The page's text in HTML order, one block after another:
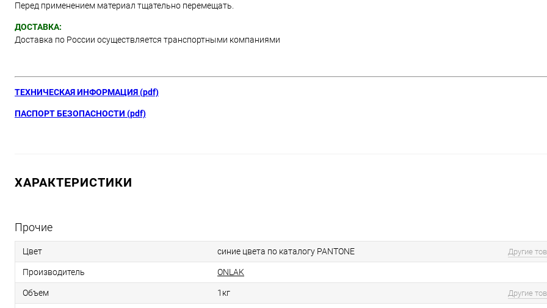
Перед применением материал тщательно перемещать.
ДОСТАВКА:
Доставка по России осуществляется транспортными компаниями
ТЕХНИЧЕСКАЯ ИНФОРМАЦИЯ (pdf)
ПАСПОРТ БЕЗОПАСНОСТИ (pdf)
ХАРАКТЕРИСТИКИ
Прочие
Цвет синие цвета по каталогу PANTONE Другие
Производитель ONLAK
Объем 1кг Другие